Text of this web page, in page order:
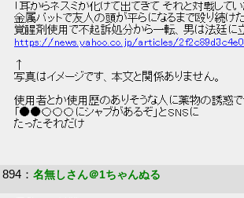
「耳からネズミが化けて出てきて それと対戦してい
金属バットで友人の頭が平らになるまで殴り続け
覚醒剤使用で不起訴処分から一転、男は法廷に
https://news.yahoo.co.jp/articles/
↑
写真はイメージです、本文と関係ありません。
使用者とか使用歴のありそうな人に薬物の誘惑で
「●●〇〇〇にシャブがあるぞ」とSNSに
たったそれだけ
894 ： 名無しさん＠1ちゃんぬる